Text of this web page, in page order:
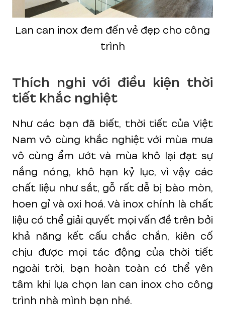
Lan can inox đem đến vẻ đẹp cho công
trình
Thích nghi với điều kiện thời
tiết khắc nghiệt
Như các bạn đã biết, thời tiết của Việt
Nam vô cùng khắc nghiệt với mùa mưa
vô cùng ẩm ướt và mùa khô lại đạt sự
nắng nóng, khô hạn kỷ lục, vì vậy các
chất liệu như sắt, gỗ rất dễ bị bào mòn,
hoen gỉ và oxi hoá. Và inox chính là chất
liệu có thể giải quyết mọi vấn đề trên bởi
khả năng kết cấu chắc chắn, kiên cố
chịu được mọi tác động của thời tiết
ngoài trời, bạn hoàn toàn có thể yên
tâm khi lựa chọn lan can inox cho công
trình nhà mình bạn nhé.